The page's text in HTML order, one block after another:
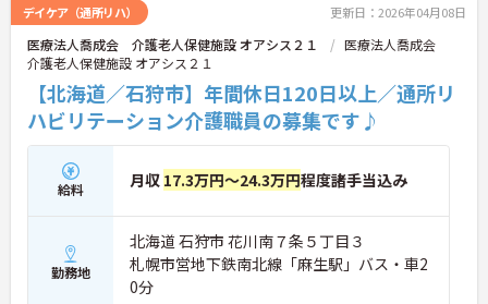
デイケア（通所リハ） 更新日：2026年04月08日
医療法人喬成会 介護老人保健施設 オアシス２１
医療法人喬成会
介護老人保健施設 オアシス２１
【北海道／石狩市】年間休日120日以上／通所リ
ハビリテーション介護職員の募集です♪
給料 月収 17.3万円～24.3万円程度諸手当込み
勤務地
北海道 石狩市 花川南７条５丁目３
札幌市営地下鉄南北線「麻生駅」バス・車2
0分